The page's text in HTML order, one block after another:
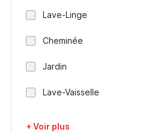
Lave-Linge
Cheminée
Jardin
Lave-Vaisselle
+ Voir plus